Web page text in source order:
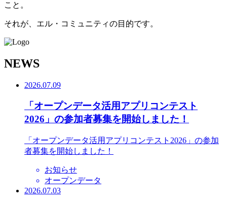
こと。
それが、エル・コミュニティの目的です。
NEWS
2026.07.09
「オープンデータ活用アプリコンテスト
2026」の参加者募集を開始しました！
「オープンデータ活用アプリコンテスト2026」の参加
者募集を開始しました！
お知らせ
オープンデータ
2026.07.03